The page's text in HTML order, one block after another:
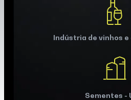
Indústria de vinhos
Sementes -